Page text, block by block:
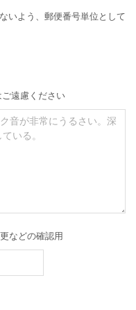
いよう、郵便番号単位として
遠慮ください
などの確認用